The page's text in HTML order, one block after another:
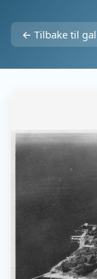
← Tilbake til